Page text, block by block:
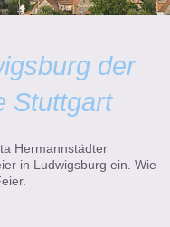
der
Stuttgart
Hermannstädter
in Ludwigsburg ein. Wie